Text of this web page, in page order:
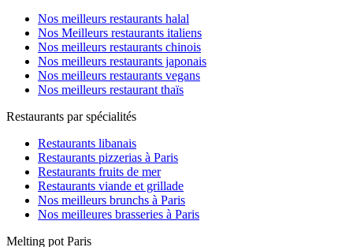
Nos meilleurs restaurants halal
Nos Meilleurs restaurants italiens
Nos meilleurs restaurants chinois
Nos meilleurs restaurants japonais
Nos meilleurs restaurants vegans
Nos meilleurs restaurant thaïs
Restaurants par spécialités
Restaurants libanais
Restaurants pizzerias à Paris
Restaurants fruits de mer
Restaurants viande et grillade
Nos meilleurs brunchs à Paris
Nos meilleures brasseries à Paris
Melting pot Paris